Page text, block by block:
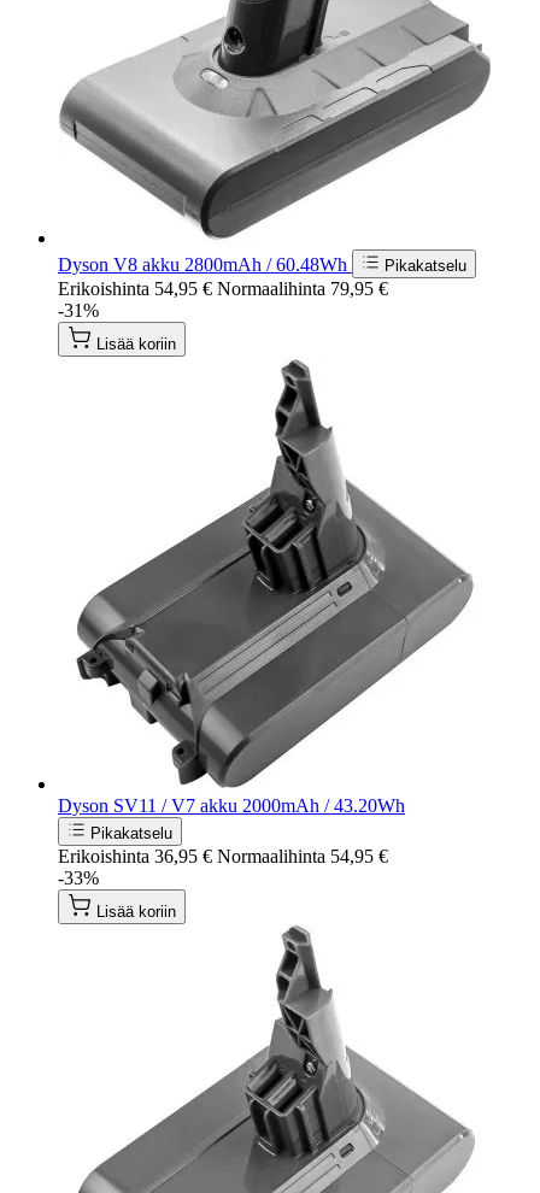
Dyson V8 akku 2800mAh / 60.48Wh Pikakatselu
Erikoishinta 54,95 € Normaalihinta 79,95 €
-31%
Lisää koriin
Dyson SV11 / V7 akku 2000mAh / 43.20Wh
Pikakatselu
Erikoishinta 36,95 € Normaalihinta 54,95 €
-33%
Lisää koriin